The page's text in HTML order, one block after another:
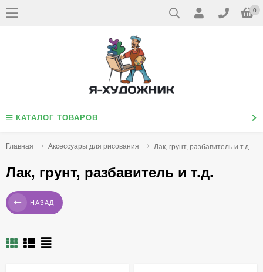
0
КАТАЛОГ ТОВАРОВ
Главная Аксессуары для рисования Лак, грунт, разбавитель и т.д.
Лак, грунт, разбавитель и т.д.
НАЗАД